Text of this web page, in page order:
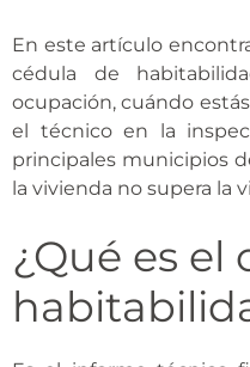
En este artículo
cédula de
ocupación, cuándo
el técnico en la
principales municipios
la vivienda no supera la
¿Qué es